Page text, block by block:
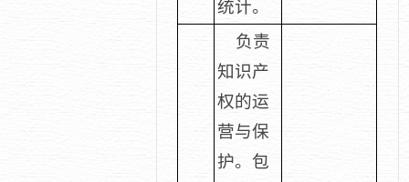
统计。
负责
知识产
权的运
营与保
护。包